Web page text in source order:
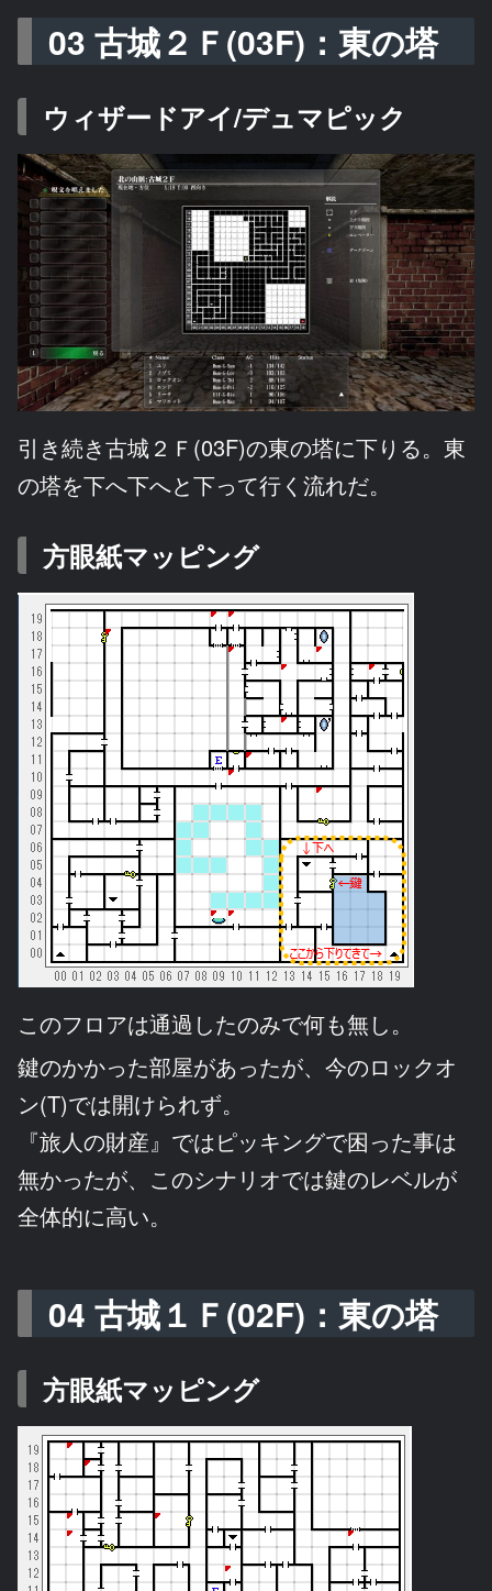
03 古城２Ｆ(03F)：東の塔
ウィザードアイ/デュマピック
引き続き古城２Ｆ(03F)の東の塔に下りる。東
の塔を下へ下へと下って行く流れだ。
方眼紙マッピング
このフロアは通過したのみで何も無し。
鍵のかかった部屋があったが、今のロックオ
ン(T)では開けられず。
『旅人の財産』ではピッキングで困った事は
無かったが、このシナリオでは鍵のレベルが
全体的に高い。
04 古城１Ｆ(02F)：東の塔
方眼紙マッピング